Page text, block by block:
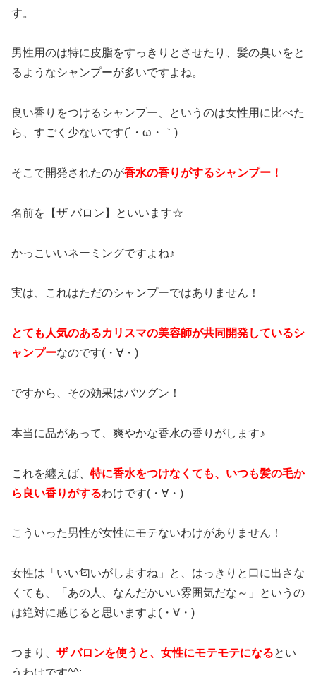
す。
男性用のは特に皮脂をすっきりとさせたり、髪の臭いをと
るようなシャンプーが多いですよね。
良い香りをつけるシャンプー、というのは女性用に比べた
ら、すごく少ないです(´・ω・｀)
そこで開発されたのが香水の香りがするシャンプー！
名前を【ザ バロン】といいます☆
かっこいいネーミングですよね♪
実は、これはただのシャンプーではありません！
とても人気のあるカリスマの美容師が共同開発しているシ
ャンプーなのです(・∀・)
ですから、その効果はバツグン！
本当に品があって、爽やかな香水の香りがします♪
これを纏えば、 特に香水をつけなくても、いつも髪の毛か
ら良い香りがするわけです(・∀・)
こういった男性が女性にモテないわけがありません！
女性は「いい匂いがしますね」と、はっきりと口に出さな
くても、「あの人、なんだかいい雰囲気だな～」というの
は絶対に感じると思いますよ(・∀・)
つまり、 ザ バロンを使うと、女性にモテモテになるとい
うわけです^^;